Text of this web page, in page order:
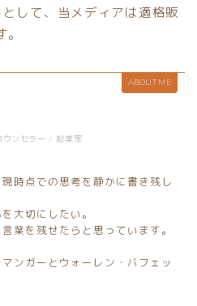
して、当メディアは適格販
ABOUT ME
ンセラー / 起業家
時点での思考を静かに書き残し
大切にしたい。
葉を残せたらと思っています。
ンガーとウォーレン・バフェッ